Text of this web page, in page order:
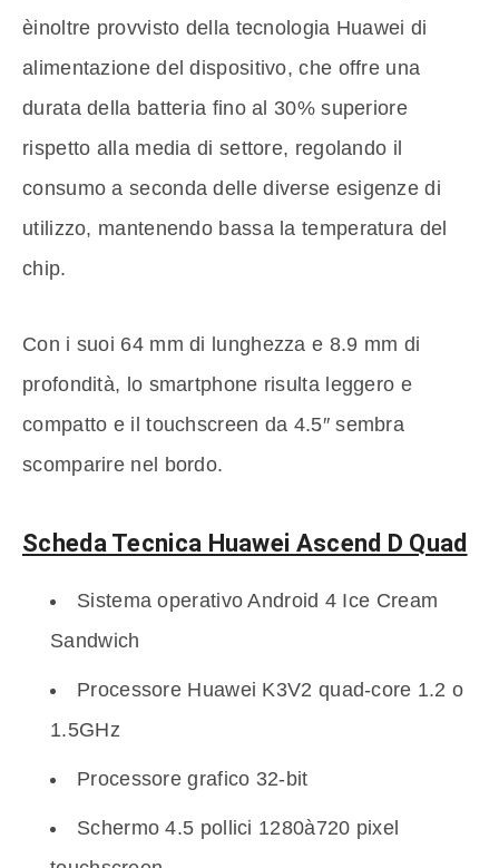
èinoltre provvisto della tecnologia Huawei di
alimentazione del dispositivo, che offre una
durata della batteria fino al 30% superiore
rispetto alla media di settore, regolando il
consumo a seconda delle diverse esigenze di
utilizzo, mantenendo bassa la temperatura del
chip.
Con i suoi 64 mm di lunghezza e 8.9 mm di
profondità, lo smartphone risulta leggero e
compatto e il touchscreen da 4.5″ sembra
scomparire nel bordo.
Scheda Tecnica Huawei Ascend D Quad
Sistema operativo Android 4 Ice Cream
Sandwich
Processore Huawei K3V2 quad-core 1.2 o
1.5GHz
Processore grafico 32-bit
Schermo 4.5 pollici 1280à720 pixel